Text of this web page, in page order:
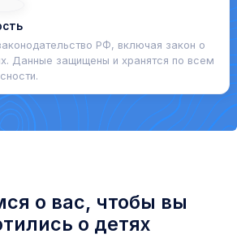
РФ, включая закон о
Данные защищены и хранятся по всем
о вас, чтобы вы
о детях